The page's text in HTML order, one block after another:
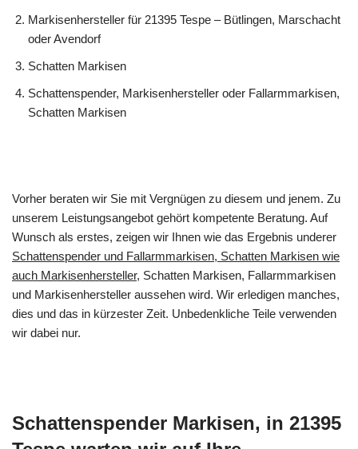
Markisenhersteller für 21395 Tespe – Bütlingen, Marschacht
oder Avendorf
Schatten Markisen
Schattenspender, Markisenhersteller oder Fallarmmarkisen,
Schatten Markisen
Vorher beraten wir Sie mit Vergnügen zu diesem und jenem. Zu
unserem Leistungsangebot gehört kompetente Beratung. Auf
Wunsch als erstes, zeigen wir Ihnen wie das Ergebnis underer
Schattenspender und Fallarmmarkisen, Schatten Markisen wie
auch Markisenhersteller, Schatten Markisen, Fallarmmarkisen
und Markisenhersteller aussehen wird. Wir erledigen manches,
dies und das in kürzester Zeit. Unbedenkliche Teile verwenden
wir dabei nur.
Schattenspender Markisen, in 21395